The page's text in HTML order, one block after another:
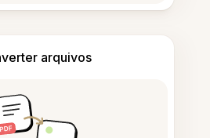
arquivos